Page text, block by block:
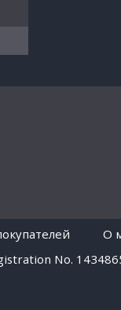
O
No.